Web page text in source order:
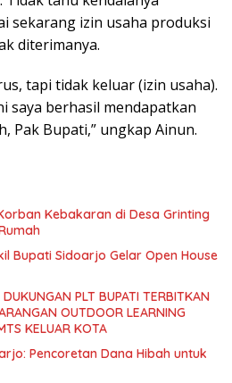
sekarang izin usaha produksi
diterimanya.
tapi tidak keluar (izin usaha).
saya berhasil mendapatkan
Pak Bupati,” ungkap Ainun.
Kebakaran di Desa Grinting
Bupati Sidoarjo Gelar Open House
PLT BUPATI TERBITKAN
OUTDOOR LEARNING
KELUAR KOTA
Pencoretan Dana Hibah untuk